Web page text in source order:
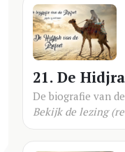
21. De
De biografie van
Bekijk de lezing